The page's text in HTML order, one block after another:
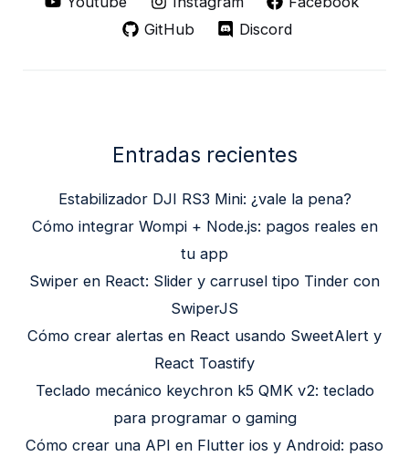
GitHub
Discord
Entradas recientes
Estabilizador DJI RS3 Mini: ¿vale la pena?
Cómo integrar Wompi + Node.js: pagos reales en
tu app
Swiper en React: Slider y carrusel tipo Tinder con
SwiperJS
Cómo crear alertas en React usando SweetAlert y
React Toastify
Teclado mecánico keychron k5 QMK v2: teclado
para programar o gaming
Cómo crear una API en Flutter ios y Android: paso